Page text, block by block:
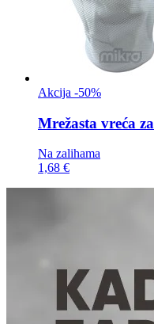
Akcija -50%
Mrežasta vreća za
Na zalihama
1,68 €